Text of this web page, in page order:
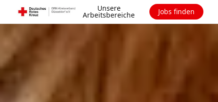
Unsere
Arbeitsbereiche Jobs finden